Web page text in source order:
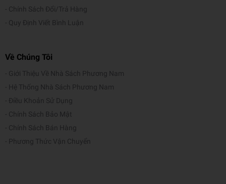
Chính Sách Đổi/Trả Hàng
Quy Định Viết Bình Luận
Về Chúng Tôi
Giới Thiệu Về Nhà Sách Phương Nam
Hệ Thống Nhà Sách Phương Nam
Điều Khoản Sử Dụng
Chính Sách Bảo Mật
Chính Sách Bán Hàng
Phương Thức Vận Chuyển